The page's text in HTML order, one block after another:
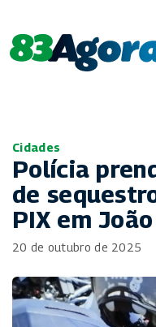
Cidades
Polícia
de
PIX em
20 de outubro de 2025